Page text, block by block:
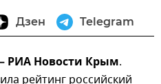
Дзен Telegram
РИА Новости Крым.
рейтинг российский